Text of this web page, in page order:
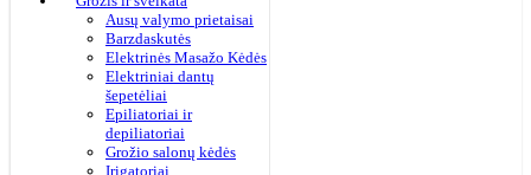
Ausų valymo prietaisai
Barzdaskutės
Elektrinės Masažo Kėdės
Elektriniai dantų
šepetėliai
Epiliatoriai ir
depiliatoriai
Grožio salonų kėdės
Irigatoriai